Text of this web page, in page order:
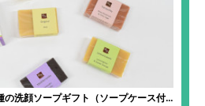
の洗顔ソープギフト（ソープケース付